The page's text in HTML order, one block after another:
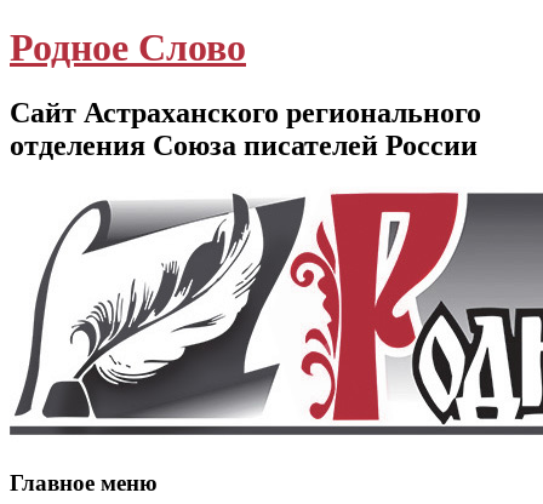
Родное Слово
Сайт Астраханского регионального
отделения Союза писателей России
Главное меню